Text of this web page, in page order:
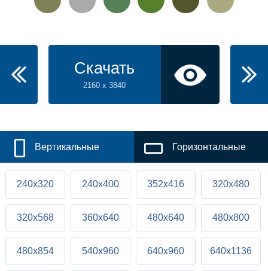
Скачать
2160 x 3840
Вертикальные Горизонтальные
240x320 240x400 352x416 320x480
320x568 360x640 480x640 480x800
480x854 540x960 640x960 640x1136